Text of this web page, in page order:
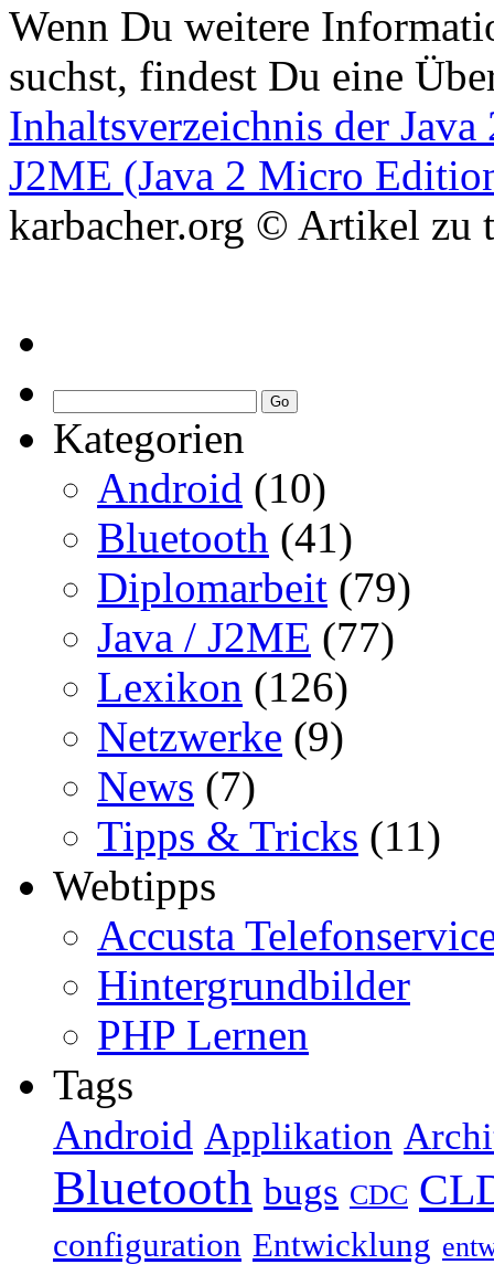
Wenn Du weitere
suchst, findest Du eine
Inhaltsverzeichnis der
J2ME (Java 2 Micro
karbacher.org © Artikel zu
Kategorien
Android (10)
Bluetooth (41)
Diplomarbeit (79)
Java / J2ME (77)
Lexikon (126)
Netzwerke (9)
News (7)
Tipps & Tricks (11)
Webtipps
Accusta
Hintergrundbilder
PHP Lernen
Tags
Android Applikation
Bluetooth bugs CDC
configuration Entwicklung